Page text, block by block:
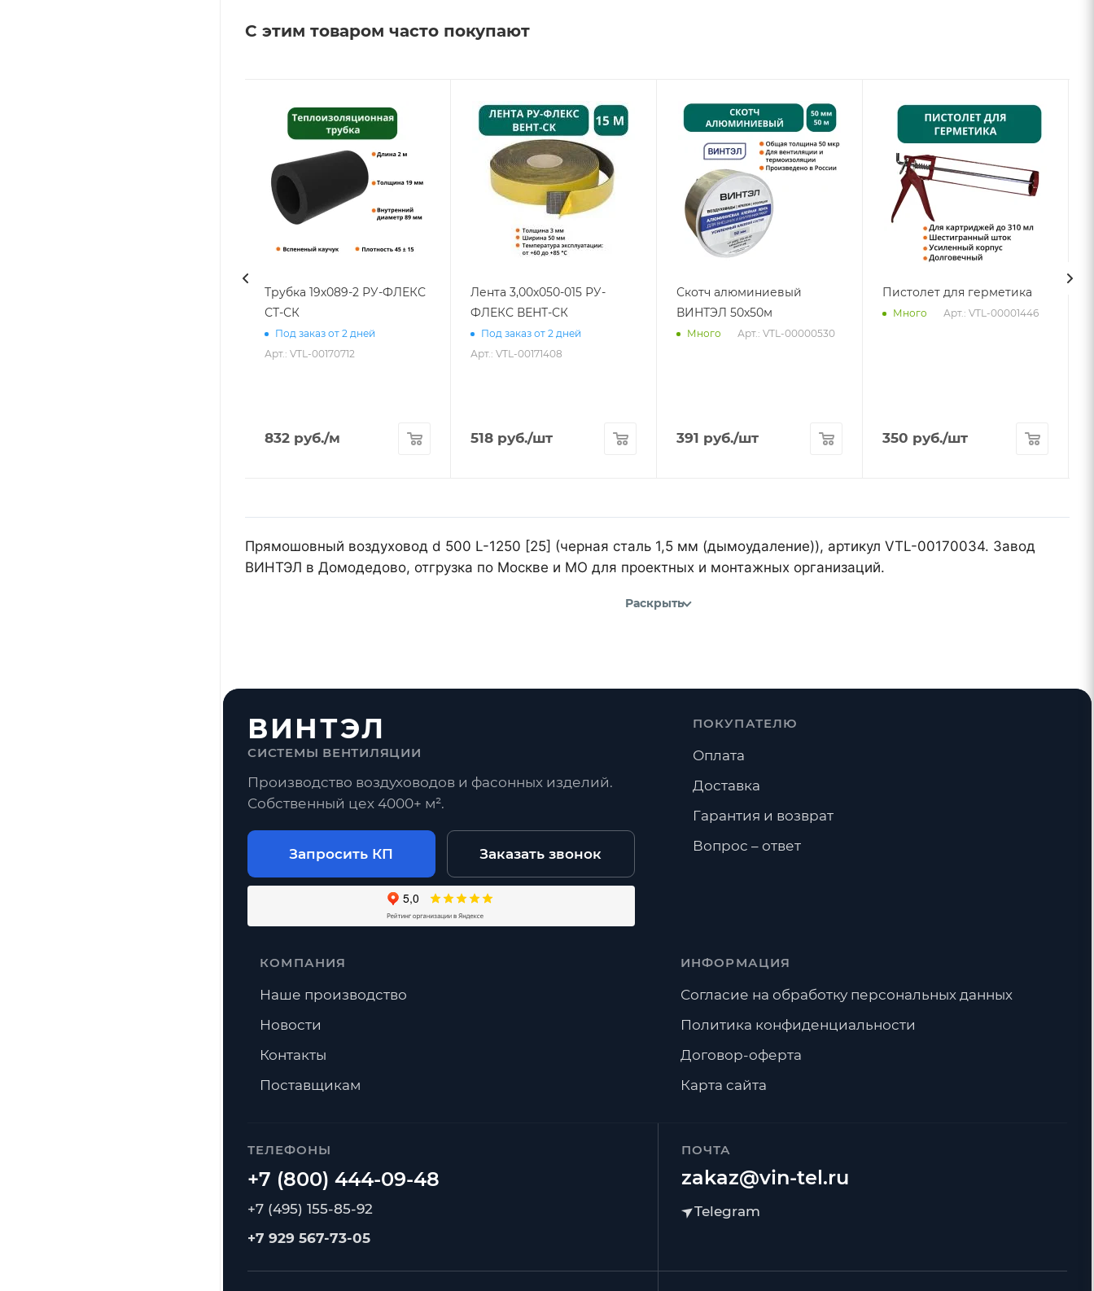
С этим товаром часто покупают
Трубка 19х089-2 РУ-ФЛЕКС
СТ-СК
Под заказ от 2 дней
Арт.: VTL-00170712
832 руб./м
Лента 3,00х050-015 РУ-
ФЛЕКС ВЕНТ-СК
Под заказ от 2 дней
Арт.: VTL-00171408
518 руб./шт
Скотч алюминиевый
ВИНТЭЛ 50х50м
Много Арт.: VTL-00000530
391 руб./шт
Пистолет для герметика
Много Арт.: VTL-00001446
350 руб./шт
Прямошовный воздуховод d 500 L-1250 [25] (черная сталь 1,5 мм (дымоудаление)), артикул VTL-00170034. Завод
ВИНТЭЛ в Домодедово, отгрузка по Москве и МО для проектных и монтажных организаций.
Раскрыть
ВИНТЭЛ
СИСТЕМЫ ВЕНТИЛЯЦИИ
Производство воздуховодов и фасонных изделий.
Собственный цех 4000+ м².
Запросить КП Заказать звонок
ТЕЛЕФОНЫ
+7 (495) 155-85-92
+7 929 567-73-05
ПОЧТА
zakaz@vin-tel.ru
ПОКУПАТЕЛЮ
Оплата
Доставка
Гарантия и возврат
Вопрос – ответ
КОМПАНИЯ
Наше производство
Новости
Контакты
Поставщикам
ИНФОРМАЦИЯ
Согласие на обработку персональных данных
Политика конфиденциальности
Договор-оферта
Карта сайта